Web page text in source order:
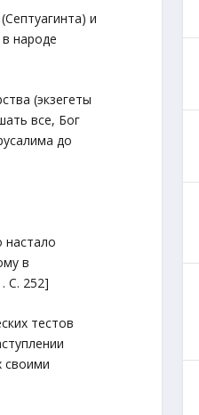
и
народе
(экзегеты
все, Бог
до
настало
в
С. 252]
тестов
своими